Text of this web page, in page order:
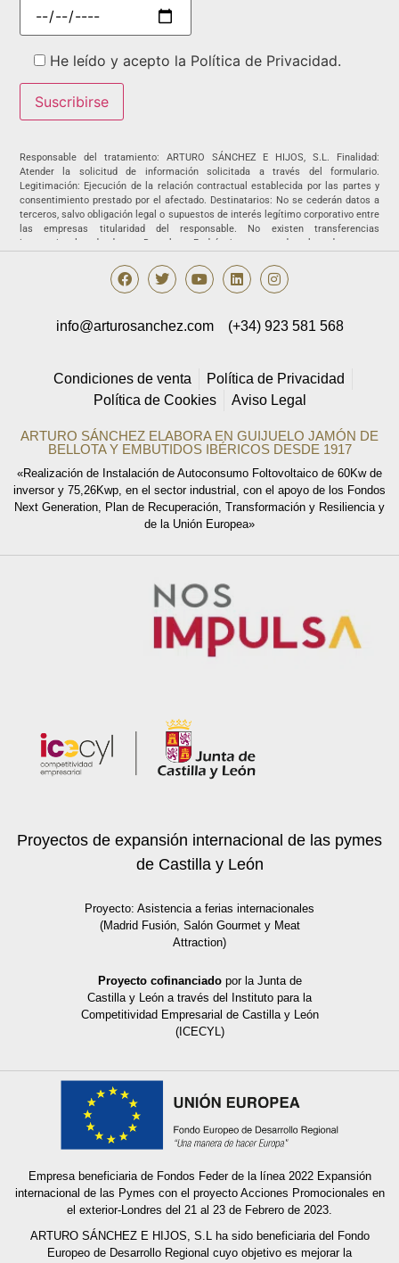
He leído y acepto la Política de Privacidad.
Responsable del tratamiento: ARTURO SÁNCHEZ E HIJOS, S.L. Finalidad:
Atender la solicitud de información solicitada a través del formulario.
Legitimación: Ejecución de la relación contractual establecida por las partes y
consentimiento prestado por el afectado. Destinatarios: No se cederán datos a
terceros, salvo obligación legal o supuestos de interés legítimo corporativo entre
las empresas titularidad del responsable. No existen transferencias
internacionales de datos. Derechos: Podrá ejercer sus derechos de acceso,
no ser objeto de una decisión basada únicamente en el tratamiento de datos
automatizado, incluida la elaboración de perfiles, así como revocar los
info@arturosanchez.com tal y como se indica en lapolítica de privacidad.
Condiciones de venta
Política de Privacidad
Política de Cookies
Aviso Legal
ARTURO SÁNCHEZ ELABORA EN GUIJUELO JAMÓN DE
BELLOTA Y EMBUTIDOS IBÉRICOS DESDE 1917
«Realización de Instalación de Autoconsumo Foltovoltaico de 60Kw de
inversor y 75,26Kwp, en el sector industrial, con el apoyo de los Fondos
Next Generation, Plan de Recuperación, Transformación y Resiliencia y
de la Unión Europea»
info@arturosanchez.com (+34) 923 581 568
Proyectos de expansión internacional de las pymes
de Castilla y León
Proyecto: Asistencia a ferias internacionales
(Madrid Fusión, Salón Gourmet y Meat
Attraction)
Proyecto cofinanciadopor la Junta de
Castilla y León a través del Instituto para la
Competitividad Empresarial de Castilla y León
(ICECYL)
Empresa beneficiaria de Fondos Feder de la línea 2022 Expansión
internacional de las Pymes con el proyecto Acciones Promocionales en
el exterior-Londres del 21 al 23 de Febrero de 2023.
ARTURO SÁNCHEZ E HIJOS, S.L ha sido beneficiaria del Fondo
Europeo de Desarrollo Regional cuyo objetivo es mejorar la